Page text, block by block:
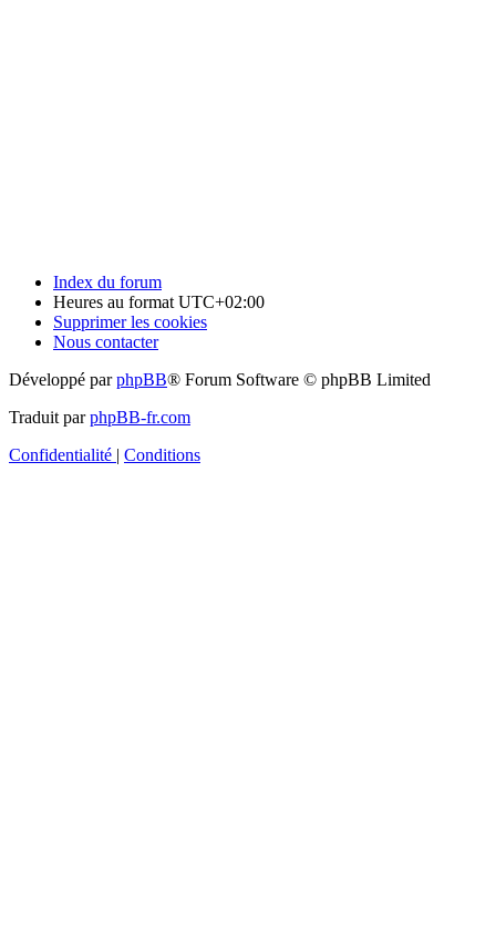
Index du forum
Heures au format UTC+02:00
Supprimer les cookies
Nous contacter
Développé parphpBB® Forum Software © phpBB Limited
Traduit parphpBB-fr.com
Confidentialité | Conditions